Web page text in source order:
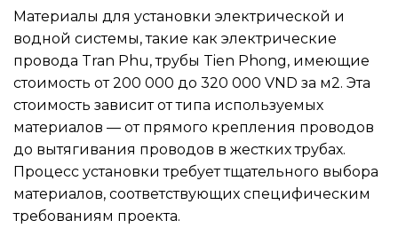
Материалы для установки электрической и
водной системы, такие как электрические
провода Tran Phu, трубы Tien Phong, имеющие
стоимость от 200 000 до 320 000 VND за м2. Эта
стоимость зависит от типа используемых
материалов — от прямого крепления проводов
до вытягивания проводов в жестких трубах.
Процесс установки требует тщательного выбора
материалов, соответствующих специфическим
требованиям проекта.